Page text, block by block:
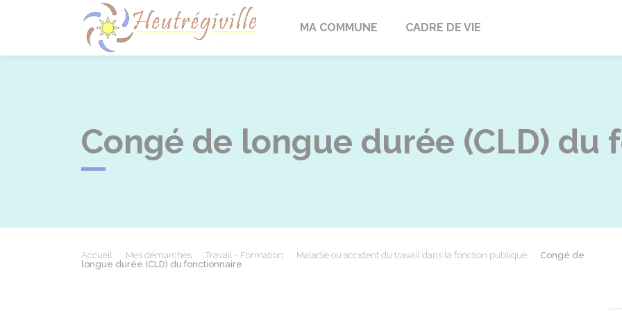
Heutrégiville
MA COMMUNE CADRE DE VIE
Congé de longue durée (CLD) du
Accueil Mes démarches Travail - Formation Maladie ou accident du travail dans la fonction publique
Congé de
longue durée (CLD) du fonctionnaire